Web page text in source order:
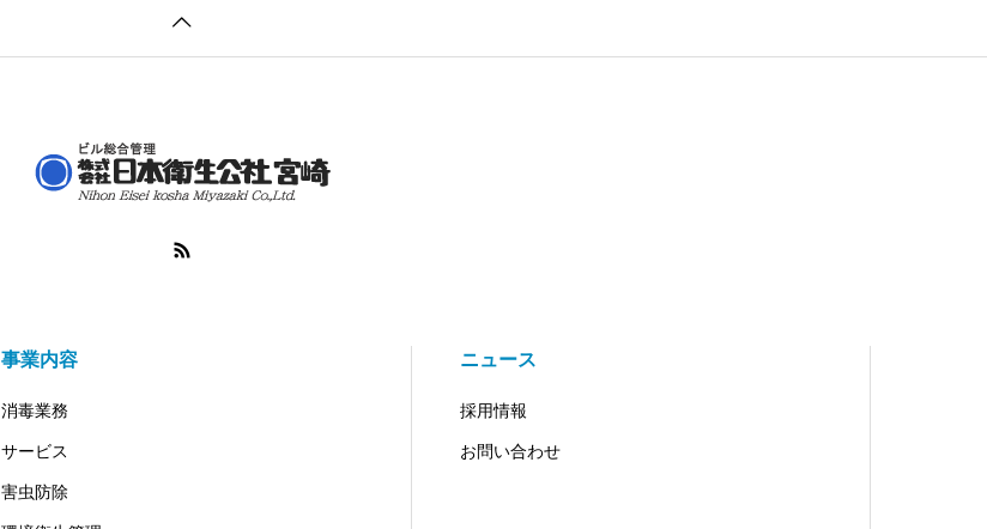
事業内容
消毒業務
サービス
害虫防除
ニュース
採用情報
お問い合わせ